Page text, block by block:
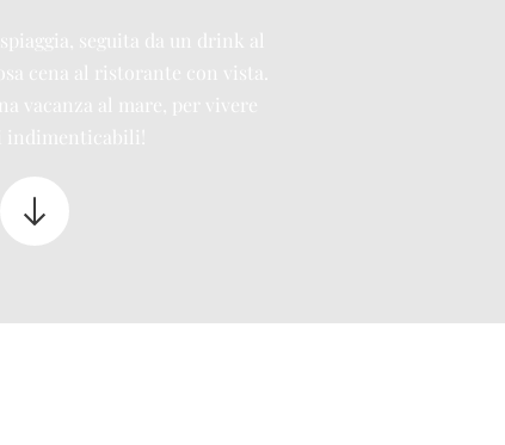
seguita da un drink al
cena al ristorante con vista.
vacanza al mare, per vivere
indimenticabili!